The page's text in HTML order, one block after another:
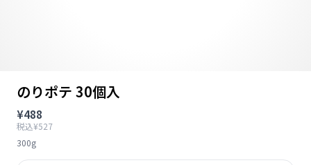
のりポテ 30個入
¥488
税込¥527
300g